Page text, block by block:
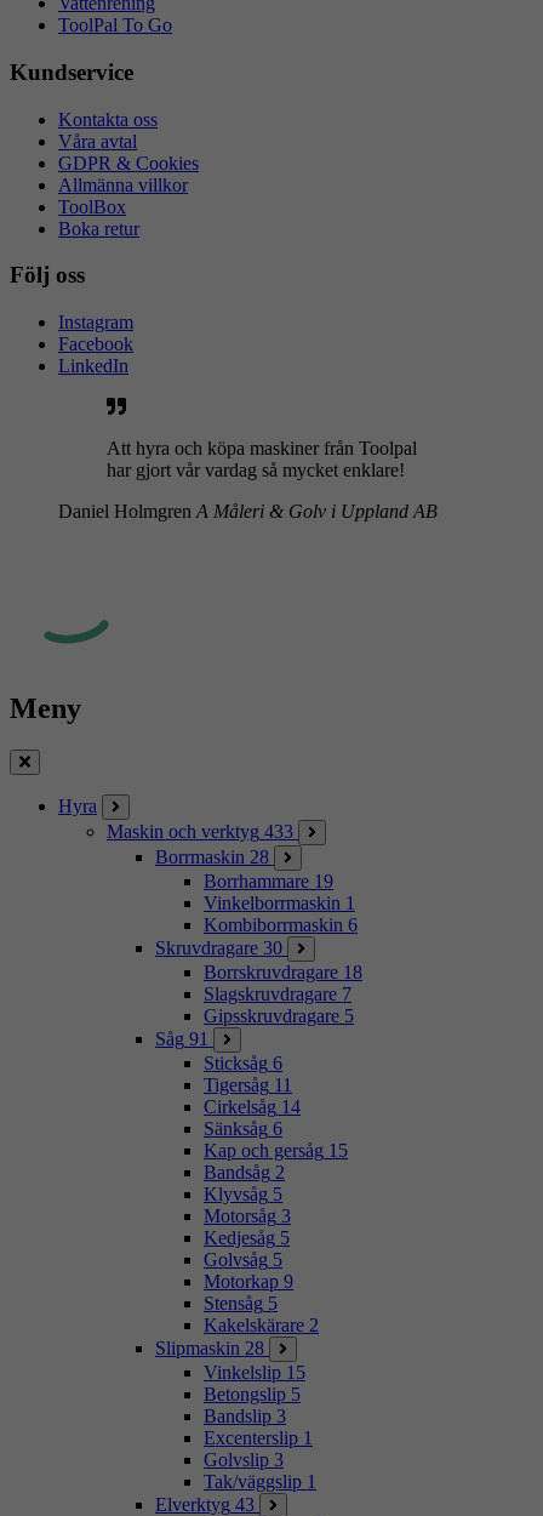
ToolPal To Go
Kundservice
Kontakta oss
Våra avtal
GDPR & Cookies
Allmänna villkor
ToolBox
Boka retur
Följ oss
Instagram
Facebook
LinkedIn
Att hyra och köpa maskiner från Toolpal
har gjort vår vardag så mycket enklare!
Daniel Holmgren A Måleri & Golv i Uppland AB
Meny
Stäng
Hyra
Maskin och verktyg 433
Borrmaskin 28
Borrhammare 19
Vinkelborrmaskin 1
Kombiborrmaskin 6
Skruvdragare 30
Borrskruvdragare 18
Slagskruvdragare 7
Gipsskruvdragare 5
Såg 91
Sticksåg 6
Tigersåg 11
Cirkelsåg 14
Sänksåg 6
Kap och gersåg 15
Bandsåg 2
Klyvsåg 5
Motorsåg 3
Kedjesåg 5
Golvsåg 5
Motorkap 9
Stensåg 5
Kakelskärare 2
Slipmaskin 28
Vinkelslip 15
Betongslip 5
Bandslip 3
Excenterslip 1
Golvslip 3
Tak/väggslip 1
Elverktyg 43